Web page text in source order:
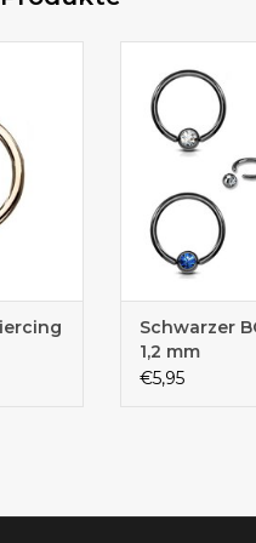
oder
Schwarzer
1,2 mm
€5,95